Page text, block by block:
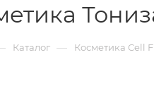
Каталог — Косметика Cell